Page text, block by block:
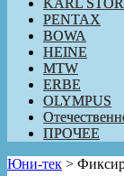
PENTAX
BOWA
HEINE
MTW
ERBE
OLYMPUS
ПРОЧЕЕ
Юни-тек >